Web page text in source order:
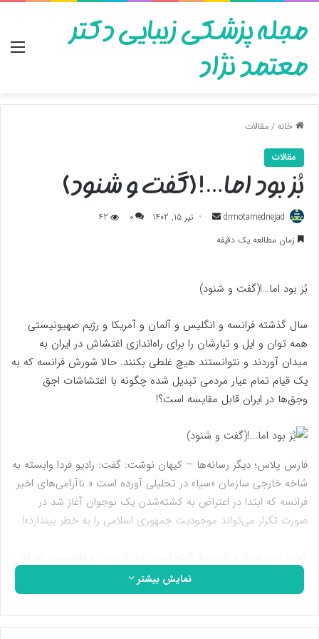
مجله پزشکی زیبایی دکتر
معتمد نژاد
خانه/مقالات
مقالات
بُز بود اما…!(گفت و شنود)
drmotamednejad
ارسال تیر 15, 1402 0
42
زمان مطالعه یک دقیقه
بُز بود اما…!(گفت و شنود)
سال گذشته فرانسه و انگلیس و آلمان و آمریکا و رژیم صهیونیستی
همه توان و ایل و تبارشان را برای راه‌اندازی اغتشاش در ایران به
میدان آوردند و نتوانستند هیچ غلطی بکنند. حالا شورش فرانسه که به
یک قیام تمام عیار مردمی تبدیل شده چگونه با اغتشاشات اجق
وجق‌ها در ایران قابل مقایسه است؟!
فارس پلاس؛ دیگر رسانه‌ها – کیهان نوشت: گفت: رادیو فردا وابسته به
شاخه خارجی سازمان «سیا» در تحلیلی آورده است « ‌نا‌آرامی‌های اخیر
فرانسه که ابتدا در اعتراض به ‌کشته‌شدن یک نوجوان آغاز شد در
صورت تکرار می‌تواند موجودیت جمهوری اسلامی را به خطر بیندازد‌»!
حیوان زحمتکش و بی‌آزاری است، این رادیو‌فردا یک طویله الاغ است و
تازه دُمش هم بیرون می‌ماند!
گفت: سال گذشته فرانسه و انگلیس و آلمان و آمریکا و رژیم
نمایش بیشتر